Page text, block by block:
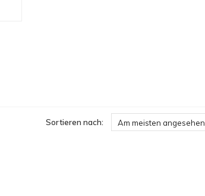
Sortieren nach: Am meisten angesehen